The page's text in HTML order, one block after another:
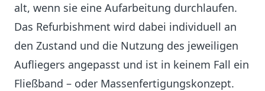
alt, wenn sie eine Aufarbeitung durchlaufen.
Das Refurbishment wird dabei individuell an
den Zustand und die Nutzung des jeweiligen
Aufliegers angepasst und ist in keinem Fall ein
Fließband – oder Massenfertigungskonzept.